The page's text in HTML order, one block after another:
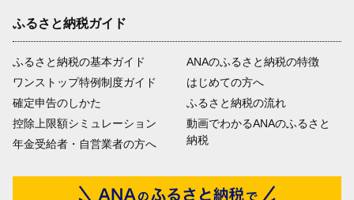
ふるさと納税ガイド
ふるさと納税の基本ガイド
ワンストップ特例制度ガイド
確定申告のしかた
控除上限額シミュレーション
年金受給者・自営業者の方へ
ANAのふるさと納税の特徴
はじめての方へ
ふるさと納税の流れ
動画でわかるANAのふるさと
納税